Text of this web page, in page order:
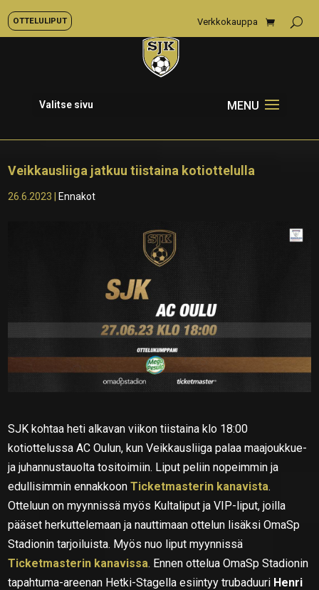
OTTELULIPUT Verkkokauppa
Valitse sivu
Veikkausliiga jatkuu tiistaina kotiottelulla
26.6.2023 Ennakot
SJK kohtaa heti alkavan viikon tiistaina klo 18:00
kotiottelussa AC Oulun, kun Veikkausliiga palaa maajoukkue-
ja juhannustauolta tositoimiin. Liput peliin nopeimmin ja
edullisimmin ennakkoonTicketmasterin kanavista.
Otteluun on myynnissä myös Kultaliput ja VIP-liput, joilla
pääset herkuttelemaan ja nauttimaan ottelun lisäksi OmaSp
Stadionin tarjoiluista. Myös nuo liput myynnissä
Ticketmasterin kanavissa. Ennen ottelua OmaSp Stadionin
tapahtuma-areenan Hetki-Stagella esiintyy trubaduuri Henri